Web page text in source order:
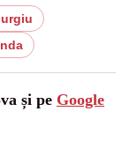
și pe Google